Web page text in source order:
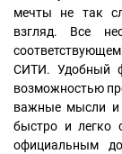
мечты не так
взгляд. Все
СИТИ. Удобный
возможностью
важные мысли и
быстро и легко
официальным